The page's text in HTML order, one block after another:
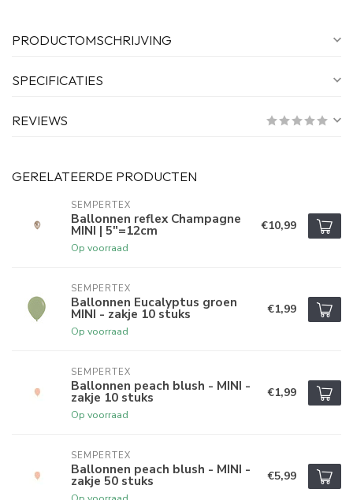
PRODUCTOMSCHRIJVING
SPECIFICATIES
REVIEWS
GERELATEERDE PRODUCTEN
SEMPERTEX
Ballonnen reflex Champagne
MINI | 5"=12cm
Op voorraad
€10,99
SEMPERTEX
Ballonnen Eucalyptus groen
MINI - zakje 10 stuks
Op voorraad
€1,99
SEMPERTEX
Ballonnen peach blush - MINI -
zakje 10 stuks
Op voorraad
€1,99
SEMPERTEX
Ballonnen peach blush - MINI -
zakje 50 stuks €5,99